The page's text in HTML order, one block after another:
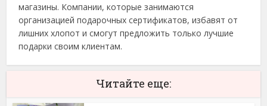
магазины. Компании, которые занимаются
организацией подарочных сертификатов, избавят от
лишних хлопот и смогут предложить только лучшие
подарки своим клиентам.
Читайте еще: